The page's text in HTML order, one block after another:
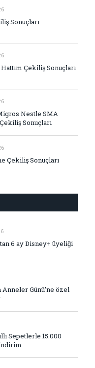
Sonuçları
Çekiliş Sonuçları
Nestle SMA
Sonuçları
Çekiliş Sonuçları
6 ay Disney+ üyeliği
Anneler Günü’ne özel
Sepetlerle 15.000